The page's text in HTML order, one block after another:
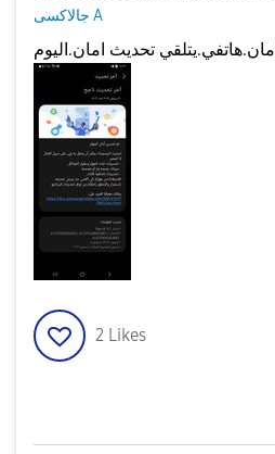
جالاكسى A
2 Likes